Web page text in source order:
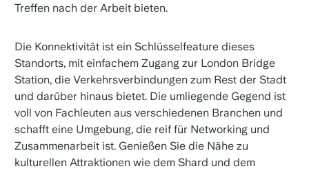
Treffen nach der Arbeit bieten.
Die Konnektivität ist ein Schlüsselfeature dieses
Standorts, mit einfachem Zugang zur London Bridge
Station, die Verkehrsverbindungen zum Rest der Stadt
und darüber hinaus bietet. Die umliegende Gegend ist
voll von Fachleuten aus verschiedenen Branchen und
schafft eine Umgebung, die reif für Networking und
Zusammenarbeit ist. Genießen Sie die Nähe zu
kulturellen Attraktionen wie dem Shard und dem